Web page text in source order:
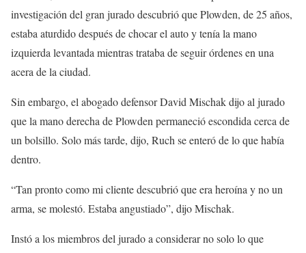
investigación del gran jurado descubrió que Plowden, de 25 años,
estaba aturdido después de chocar el auto y tenía la mano
izquierda levantada mientras trataba de seguir órdenes en una
acera de la ciudad.
Sin embargo, el abogado defensor David Mischak dijo al jurado
que la mano derecha de Plowden permaneció escondida cerca de
un bolsillo. Solo más tarde, dijo, Ruch se enteró de lo que había
dentro.
“Tan pronto como mi cliente descubrió que era heroína y no un
arma, se molestó. Estaba angustiado”, dijo Mischak.
Instó a los miembros del jurado a considerar no solo lo que